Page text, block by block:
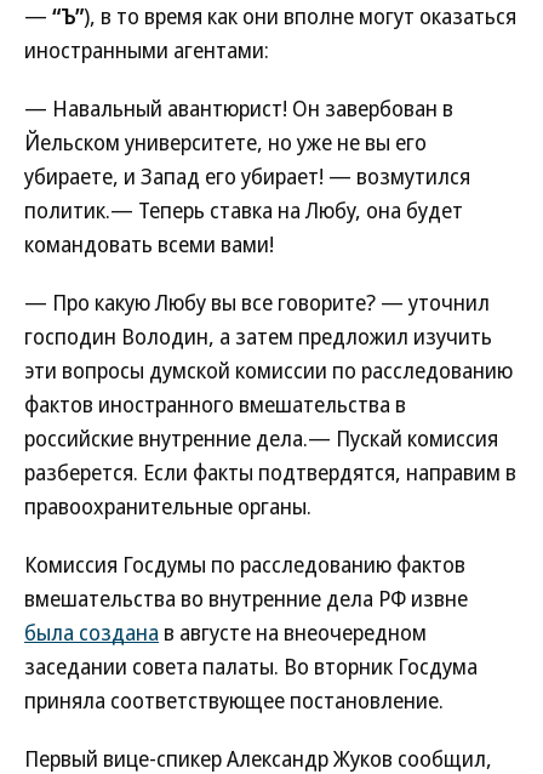
— “Ъ”), в то время как они вполне могут оказаться
иностранными агентами:
— Навальный авантюрист! Он завербован в
Йельском университете, но уже не вы его
убираете, и Запад его убирает! — возмутился
политик.— Теперь ставка на Любу, она будет
командовать всеми вами!
— Про какую Любу вы все говорите? — уточнил
господин Володин, а затем предложил изучить
эти вопросы думской комиссии по расследованию
фактов иностранного вмешательства в
российские внутренние дела.— Пускай комиссия
разберется. Если факты подтвердятся, направим в
правоохранительные органы.
Комиссия Госдумы по расследованию фактов
вмешательства во внутренние дела РФ извне
была создана в августе на внеочередном
заседании совета палаты. Во вторник Госдума
приняла соответствующее постановление.
Первый вице-спикер Александр Жуков сообщил,